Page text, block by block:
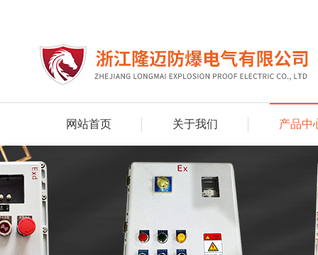
网站首页 关于我们 产品中